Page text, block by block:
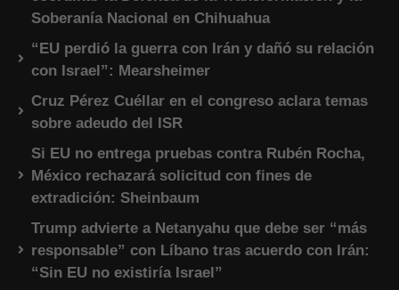
Soberanía Nacional en Chihuahua
“EU perdió la guerra con Irán y dañó su relación
con Israel”: Mearsheimer
Cruz Pérez Cuéllar en el congreso aclara temas
sobre adeudo del ISR
Si EU no entrega pruebas contra Rubén Rocha,
México rechazará solicitud con fines de
extradición: Sheinbaum
Trump advierte a Netanyahu que debe ser “más
responsable” con Líbano tras acuerdo con Irán:
“Sin EU no existiría Israel”